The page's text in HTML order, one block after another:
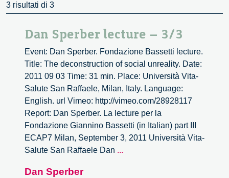
3 risultati di 3
Dan Sperber lecture – 3/3
Event: Dan Sperber. Fondazione Bassetti lecture.
Title: The deconstruction of social unreality. Date:
2011 09 03 Time: 31 min. Place: Università Vita-
Salute San Raffaele, Milan, Italy. Language:
English. url Vimeo: http://vimeo.com/28928117
Report: Dan Sperber. La lecture per la
Fondazione Giannino Bassetti (in Italian) part III
ECAP7 Milan, September 3, 2011 Università Vita-
Salute San Raffaele Dan ...
Dan Sperber